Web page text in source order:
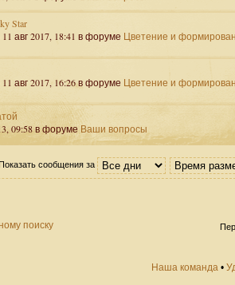
Star
11 авг 2017, 18:41 в форуме Цветение и
11 авг 2017, 16:26 в форуме Цветение и
09:58 в форуме Ваши вопросы
Показать сообщения за
поиску
Наша команда •